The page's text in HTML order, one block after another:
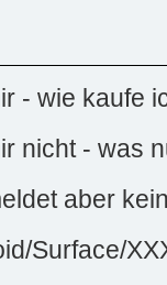
- wie kaufe
nicht - was
aber
Surface/